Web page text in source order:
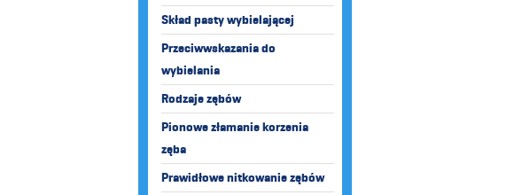
Skład pasty wybielającej
Przeciwwskazania do
wybielania
Rodzaje zębów
Pionowe złamanie korzenia
zęba
Prawidłowe nitkowanie zębów